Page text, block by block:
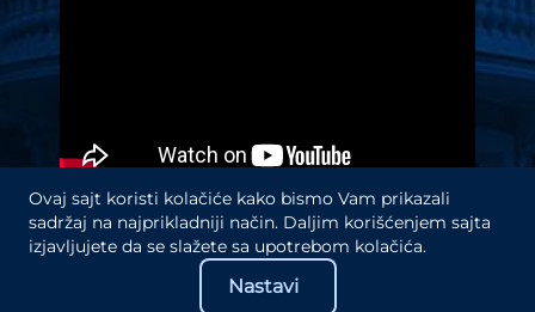
Ovaj sajt koristi kolačiće kako bismo Vam prikazali
sadržaj na najprikladniji način. Daljim korišćenjem sajta
izjavljujete da se slažete sa upotrebom kolačića.
Nastavi